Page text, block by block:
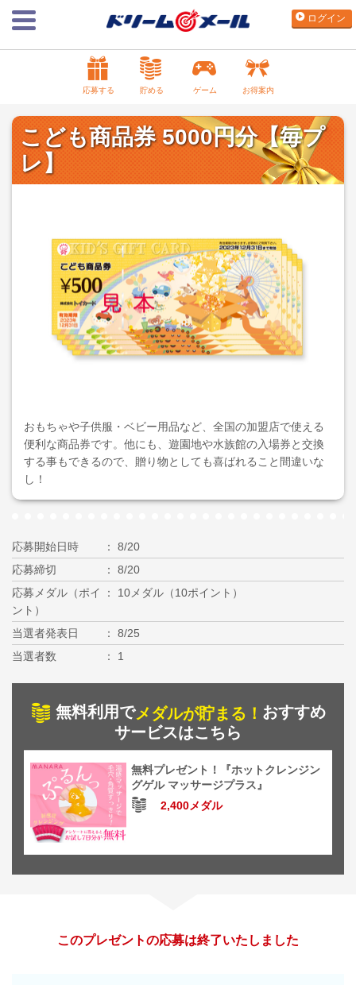
ログイン
応募する 貯める ゲーム お得案内
こども商品券 5000円分【毎プ
レ】
おもちゃや子供服・ベビー用品など、全国の加盟店で使える
便利な商品券です。他にも、遊園地や水族館の入場券と交換
する事もできるので、贈り物としても喜ばれること間違いな
し！
応募開始日時
8/20
応募締切
8/20
応募メダル（ポイ
ント）
10メダル（10ポイント）
当選者発表日
8/25
当選者数
1
無料利用でメダルが貯まる！ おすすめ
サービスはこちら
無料プレゼント！『ホットクレンジン
グゲル マッサージプラス』
2,400メダル
このプレゼントの応募は終了いたしました